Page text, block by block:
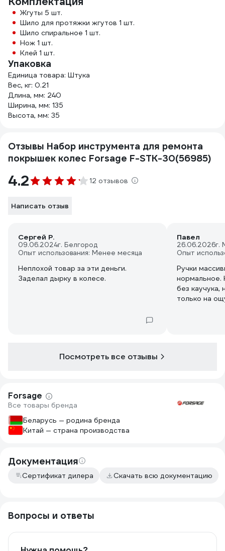
Жгуты 5 шт.
Шило для протяжки жгутов 1 шт.
Шило спиральное 1 шт.
Нож 1 шт.
Клей 1 шт.
Упаковка
Единица товара: Штука
Вес, кг: 0.21
Длина, мм: 240
Ширина, мм: 135
Высота, мм: 35
Отзывы Набор инструмента для ремонта
покрышек колес Forsage F-STK-30(56985)
4.2 12 отзывов
Написать отзыв
Сергей Р.
09.06.2024г. Белгород
Опыт использования: Менее месяца
Неплохой товар за эти деньги.
Заделал дырку в колесе.
Павел
26.06.2026г.
Опыт
Ручки
нормальное.
без каучука,
только на
Посмотреть все отзывы
Forsage
Все товары бренда
Беларусь — родина бренда
Китай — страна производства
Документация
Сертификат дилера Скачать всю документацию
Вопросы и ответы